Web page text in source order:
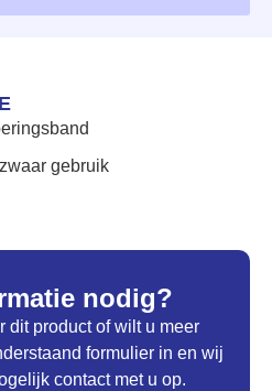
nodig?
dit product of wilt u meer
formulier in en wij
contact met u op.
gebruik